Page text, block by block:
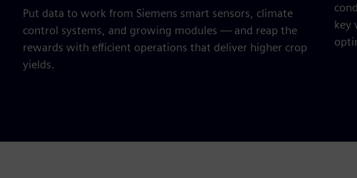
Put data to work from Siemens smart sensors, climate
control systems, and growing modules — and reap the
rewards with efficient operations that deliver higher crop
yields.
key